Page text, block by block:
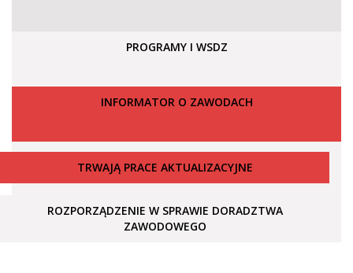
PROGRAMY I WSDZ
INFORMATOR O ZAWODACH
TRWAJĄ PRACE AKTUALIZACYJNE
ROZPORZĄDZENIE W SPRAWIE DORADZTWA
ZAWODOWEGO